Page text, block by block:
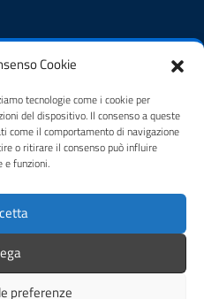
Cookie
tecnologie come i cookie per
del dispositivo. Il consenso a queste
come il comportamento di navigazione
o ritirare il consenso può influire
e funzioni.
preferenze